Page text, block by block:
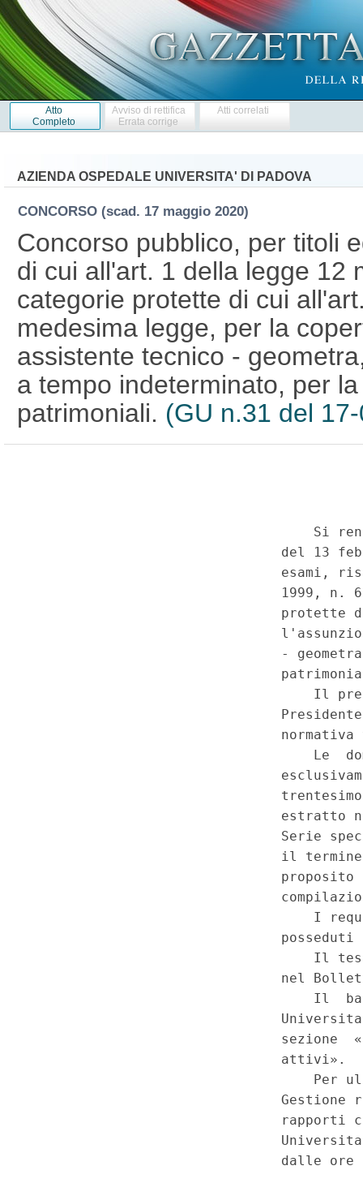
Atto
Completo
Avviso di rettifica
Errata corrige
Atti correlati
AZIENDA OSPEDALE UNIVERSITA' DI PADOVA
CONCORSO (scad. 17 maggio 2020)
Concorso pubblico, per titoli
di cui all'art. 1 della legge 12
categorie protette di cui
medesima legge, per la
assistente tecnico -
a tempo indeterminato, per
patrimoniali. (GU n.31 del